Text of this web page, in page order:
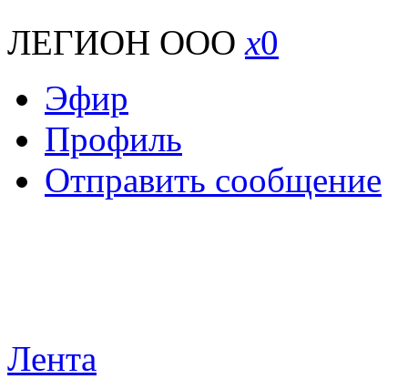
ЛЕГИОН ОООx0
Эфир
Профиль
Отправить сообщение
Лента